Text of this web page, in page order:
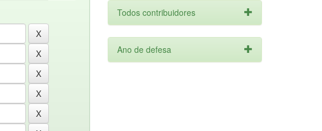
Todos contribuidores
Ano de defesa